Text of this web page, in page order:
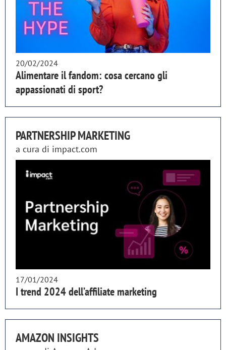
20/02/2024
Alimentare il fandom: cosa cercano gli
appassionati di sport?
PARTNERSHIP MARKETING
a cura di impact.com
17/01/2024
I trend 2024 dell’affiliate marketing
AMAZON INSIGHTS